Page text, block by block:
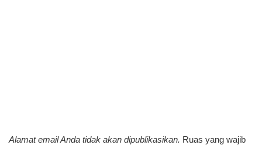
Alamat email Anda tidak akan dipublikasikan. Ruas yang wajib